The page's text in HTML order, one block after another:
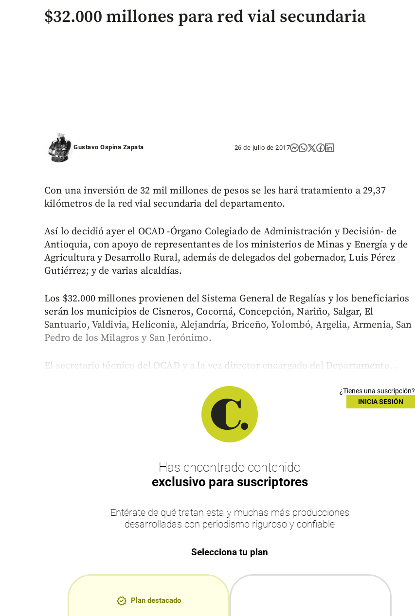
$32.000 millones para red vial secundaria
Gustavo Ospina Zapata 26 de julio de 2017
Con una inversión de 32 mil millones de pesos se les hará tratamiento a 29,37
kilómetros de la red vial secundaria del departamento.
Así lo decidió ayer el OCAD -Órgano Colegiado de Administración y Decisión- de
Antioquia, con apoyo de representantes de los ministerios de Minas y Energía y de
Agricultura y Desarrollo Rural, además de delegados del gobernador, Luis Pérez
Gutiérrez; y de varias alcaldías.
Los $32.000 millones provienen del Sistema General de Regalías y los beneficiarios
serán los municipios de Cisneros, Cocorná, Concepción, Nariño, Salgar, El
Santuario, Valdivia, Heliconia, Alejandría, Briceño, Yolombó, Argelia, Armenia, San
Pedro de los Milagros y San Jerónimo.
El secretario técnico del OCAD y a la vez director encargado del Departamento...
¿Tienes una suscripción?
INICIA SESIÓN
Has encontrado contenido
exclusivo para suscriptores
Entérate de qué tratan esta y muchas más producciones
desarrolladas con periodismo riguroso y confiable
Selecciona tu plan
Plan destacado